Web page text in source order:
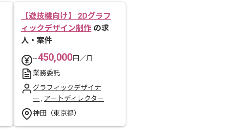
【遊技機向け】 2Dグラフ
ィックデザイン制作 の求
人・案件
~450,000円／月
業務委託
グラフィックデザイナ
ー , アートディレクター
神田（東京都）